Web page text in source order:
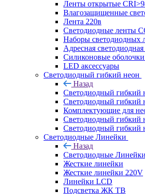
Ленты открытые
Влагозащищенные
Лента 220в
Светодиодные ленты
Наборы светодиодных
Адресная светодиодная
Силиконовые
LED аксессуары
Светодиодный гибкий неон
Назад
Светодиодный гибкий
Светодиодный гибкий
Комплектующие для
Светодиодный гибкий
Светодиодный гибкий
Светодиодные Линейки
Назад
Светодиодные Линейки
Жесткие линейки
Жесткие линейки 220V
Линейки LCD
Подсветка ЖК ТВ